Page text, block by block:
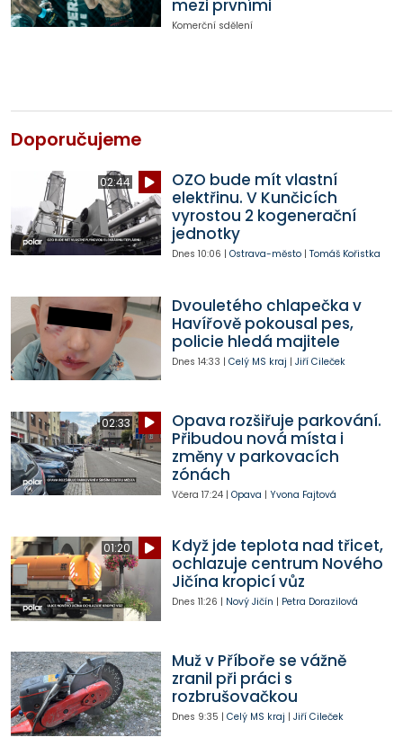
mezi prvními
Komerční sdělení
Doporučujeme
02:44
OZO bude mít vlastní
elektřinu. V Kunčicích
vyrostou 2 kogenerační
jednotky
Dnes 10:06 | Ostrava-město| Tomáš Kořistka
Dvouletého chlapečka v
Havířově pokousal pes,
policie hledá majitele
Dnes 14:33 | Celý MS kraj | Jiří Cileček
02:33
Opava rozšiřuje parkování.
Přibudou nová místa i
změny v parkovacích
zónách
Včera 17:24| Opava | Yvona Fajtová
01:20
Když jde teplota nad třicet,
ochlazuje centrum Nového
Jičína kropicí vůz
Dnes 11:26 | Nový Jičín | Petra Dorazilová
Muž v Příboře se vážně
zranil při práci s
rozbrušovačkou
Dnes 9:35 | Celý MS kraj | Jiří Cileček